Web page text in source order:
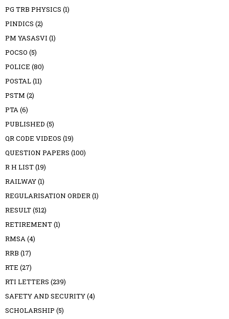
PG TRB PHYSICS (1)
PINDICS (2)
PM YASASVI (1)
POCSO (5)
POLICE (80)
POSTAL(11)
PSTM (2)
PTA(6)
PUBLISHED (5)
QR CODE VIDEOS (19)
QUESTION PAPERS (100)
R H LIST(19)
RAILWAY(1)
REGULARISATION ORDER(1)
RESULT(512)
RETIREMENT(1)
RMSA(4)
RRB (17)
RTE (27)
RTI LETTERS (239)
SAFETY AND SECURITY(4)
SCHOLARSHIP (5)